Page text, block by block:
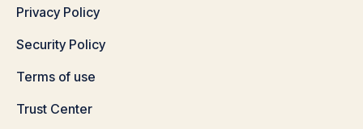
Privacy Policy
Security Policy
Terms of use
Trust Center